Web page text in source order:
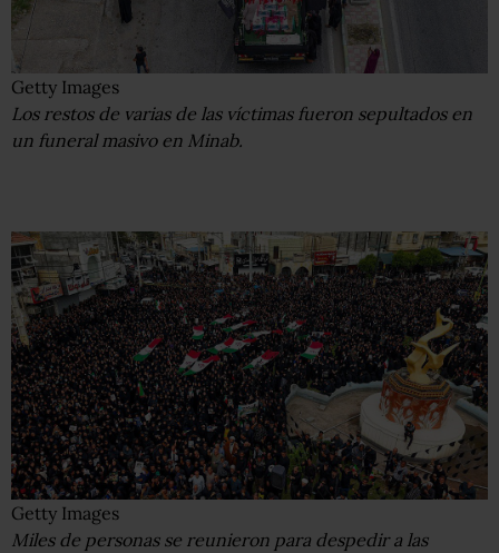
Getty Images
Los restos de varias de las víctimas fueron sepultados en
un funeral masivo en Minab.
Getty Images
Miles de personas se reunieron para despedir a las